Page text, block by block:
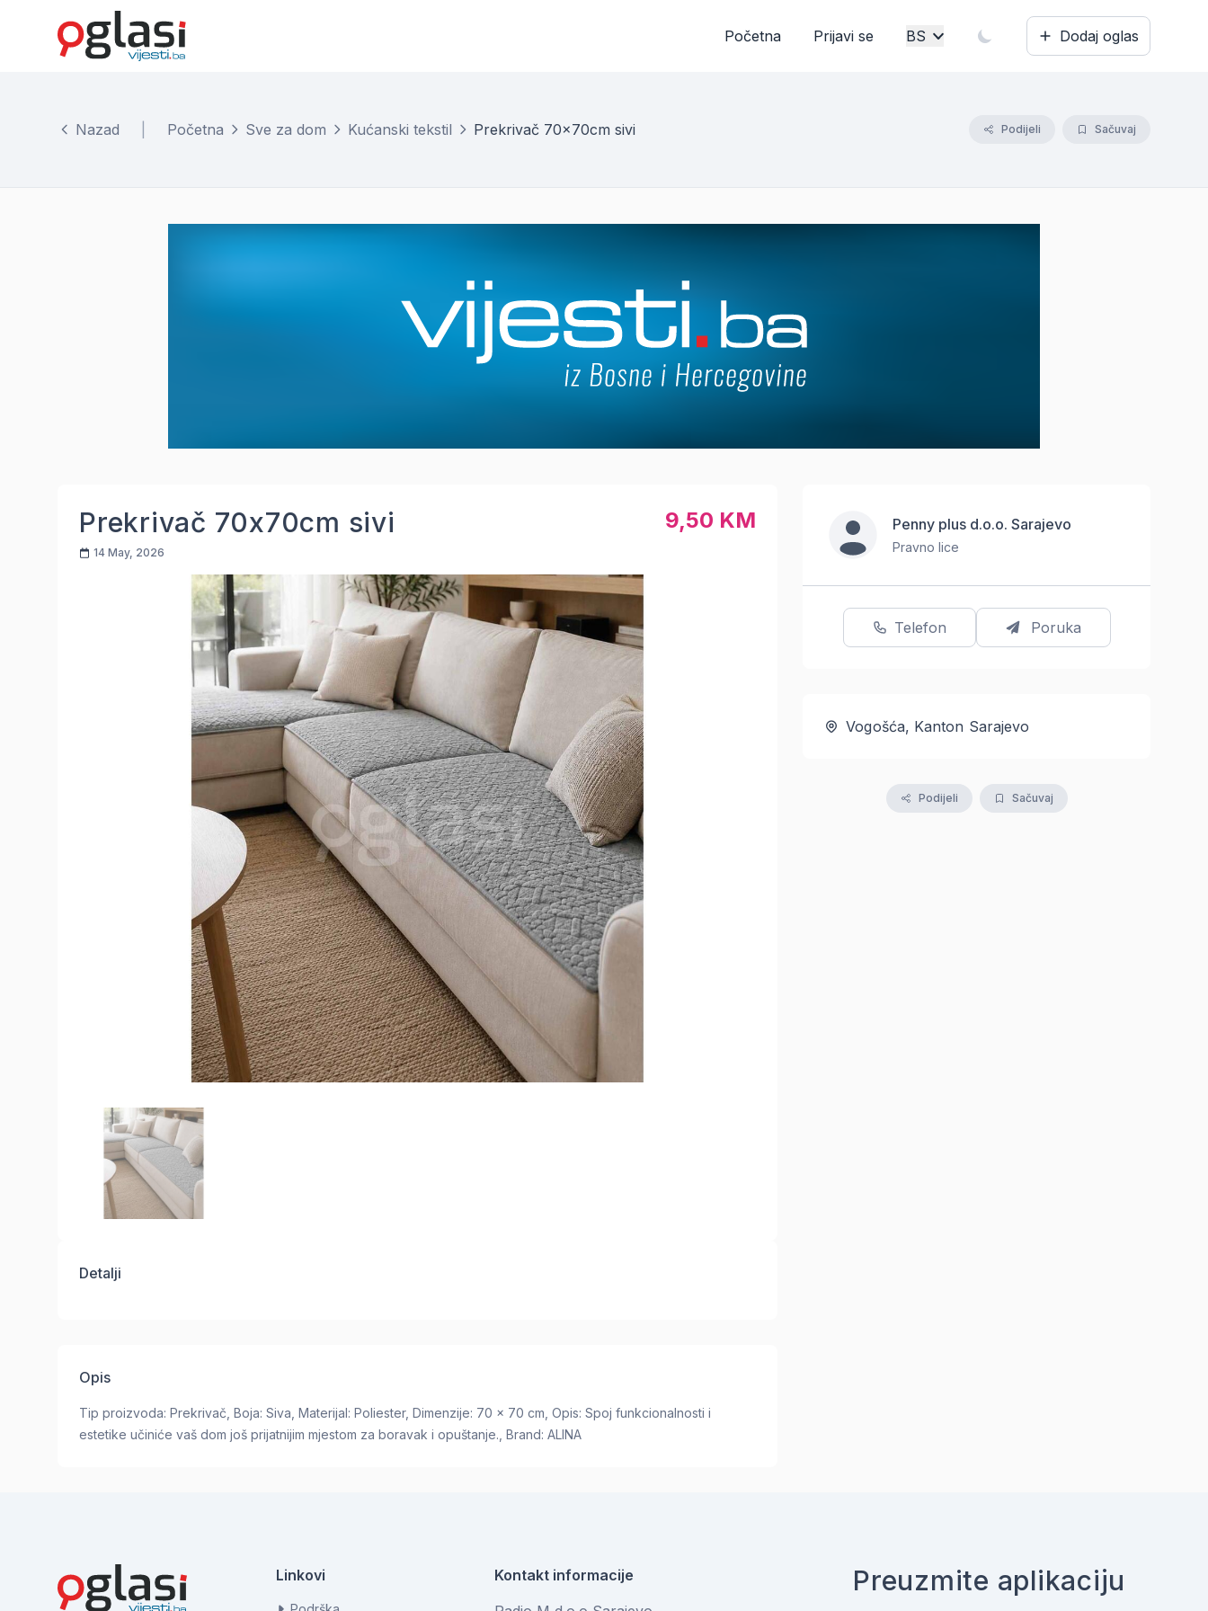
Početna Prijavi se BS Dodaj oglas
Nazad Početna Sve za dom Kućanski tekstil Prekrivač 70x70cm sivi Podijeli Sačuvaj
Prekrivač 70x70cm sivi
14 May, 2026
9,50 KM
Detalji
Opis
Tip proizvoda: Prekrivač, Boja: Siva, Materijal: Poliester, Dimenzije: 70 x 70 cm, Opis: Spoj funkcionalnosti i
estetike učiniće vaš dom još prijatnijim mjestom za boravak i opuštanje., Brand: ALINA
Penny plus d.o.o. Sarajevo
Pravno lice
Telefon Poruka
Vogošća, Kanton Sarajevo
Podijeli Sačuvaj
Linkovi
Kontakt informacije
Preuzmite aplikaciju